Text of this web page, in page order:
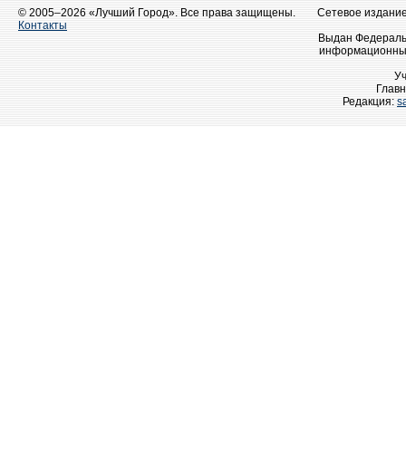
© 2005–2026 «Лучший Город». Все права защищены.
Контакты
Сетевое
Выдан
Редакция: